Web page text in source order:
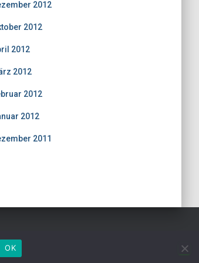
2012(1)
2012(6)
2012(3)
2012(1)
2012(2)
2012(4)
2011
Hestia | Entwickelt von
OK